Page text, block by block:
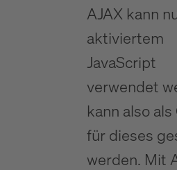
AJAX kann
aktiviertem
JavaScript
verwendet
kann also
für dieses
werden. Mit